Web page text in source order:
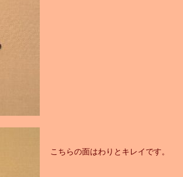
こちらの面はわりとキレイです。